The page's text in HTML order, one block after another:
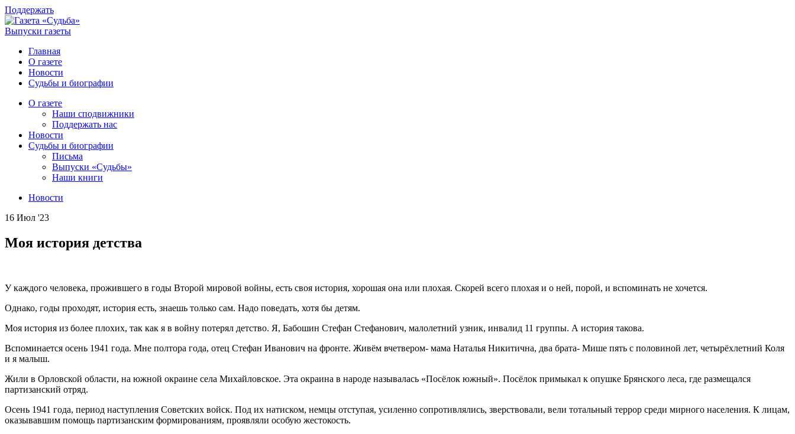
Поддержать
Выпуски газеты
Главная
О газете
Новости
Судьбы и биографии
О газете
Наши сподвижники
Поддержать нас
Новости
Судьбы и биографии
Письма
Выпуски «Судьбы»
Наши книги
Новости
16 Июл '23
Моя история детства
У каждого человека, прожившего в годы Второй мировой войны, есть своя история, хорошая она или плохая. Скорей всего плохая и о ней, порой, и вспоминать не хочется.
Однако, годы проходят, история есть, знаешь только сам. Надо поведать, хотя бы детям.
Моя история из более плохих, так как я в войну потерял детство. Я, Бабошин Стефан Стефанович, малолетний узник, инвалид 11 группы. А история такова.
Вспоминается осень 1941 года. Мне полтора года, отец Стефан Иванович на фронте. Живём вчетвером- мама Наталья Никитична, два брата- Мише пять с половиной лет, четырёхлетний Коля
и я малыш.
Жили в Орловской области, на южной окраине села Михайловское. Эта окраина в народе называлась «Посёлок южный». Посёлок примыкал к опушке Брянского леса, где размещался
партизанский отряд.
Осень 1941 года, период наступления Советских войск. Под их натиском, немцы отступая, усиленно сопротивлялись, зверствовали, вели тотальный террор среди мирного населения. К лицам,
оказывавшим помощь партизанским формированиям, проявляли особую жестокость.